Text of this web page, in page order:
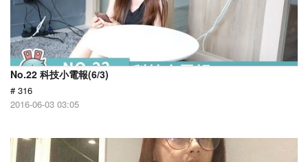
No.22 科技小電報(6/3)
# 316
2016-06-03 03:05